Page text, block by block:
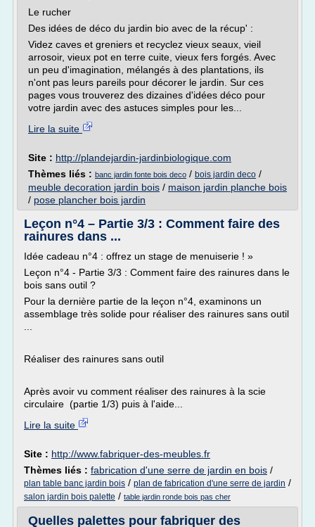
Le rucher
Des idées de déco du jardin bio avec de la récup' :
Videz caves et greniers et recyclez vieux seaux, vieil
arrosoir, vieux pot en terre cuite, vieux fers forgés. Avec
un peu d'imagination, mélangés à des plantations, ils
n'ont pas leurs pareils pour décorer le jardin. Sur ces
pages vous trouverez des dizaines d'idées déco pour
votre jardin avec des astuces simples pour les...
Lire la suite
Site : http://plandejardin-jardinbiologique.com
Thèmes liés : banc jardin fonte bois deco / bois jardin deco /
meuble decoration jardin bois / maison jardin planche bois
/ pose plancher bois jardin
Leçon n°4 – Partie 3/3 : Comment faire des
rainures dans ...
Idée cadeau n°4 : offrez un stage de menuiserie ! »
Leçon n°4 - Partie 3/3 : Comment faire des rainures dans le
bois sans outil ?
Pour la dernière partie de la leçon n°4, examinons un
assemblage très solide pour réaliser des rainures sans outil
Réaliser des rainures sans outil
Après avoir vu comment réaliser des rainures à la scie
circulaire (partie 1/3) puis à l'aide...
Lire la suite
Site : http://www.fabriquer-des-meubles.fr
Thèmes liés : fabrication d'une serre de jardin en bois /
plan table banc jardin bois / plan de fabrication d'une serre de jardin /
salon jardin bois palette / table jardin ronde bois pas cher
Quelles palettes pour fabriquer des